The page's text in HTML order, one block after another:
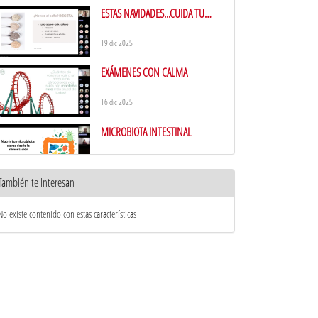
ESTAS NAVIDADES...CUIDA TU
19 dic 2025
EXÁMENES CON CALMA
16 dic 2025
MICROBIOTA INTESTINAL
3 jun 2025
te interesan
existe contenido con estas características